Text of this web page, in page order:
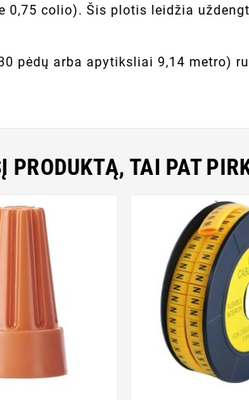
0,75 colio). Šis plotis leidžia
pėdų arba apytiksliai 9,14 metro)
TAI PAT